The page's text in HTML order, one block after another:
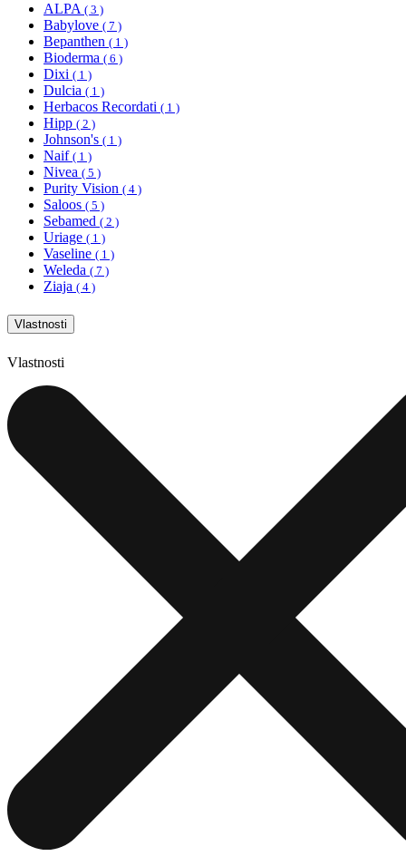
ALPA ( 3 )
Babylove ( 7 )
Bepanthen ( 1 )
Bioderma ( 6 )
Dixi ( 1 )
Dulcia ( 1 )
Herbacos Recordati ( 1 )
Hipp ( 2 )
Johnson's ( 1 )
Naif ( 1 )
Nivea ( 5 )
Purity Vision ( 4 )
Saloos ( 5 )
Sebamed ( 2 )
Uriage ( 1 )
Vaseline ( 1 )
Weleda ( 7 )
Ziaja ( 4 )
Vlastnosti
Vlastnosti